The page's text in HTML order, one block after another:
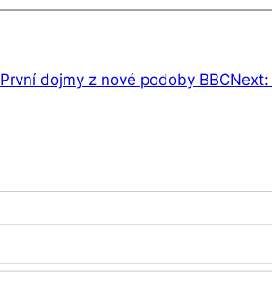
První dojmy z nové podoby BBCNext: